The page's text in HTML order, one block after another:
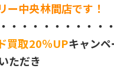
ー中央林間店です！
・・・・・・・・・
買取20％UPキャンペ
ただき